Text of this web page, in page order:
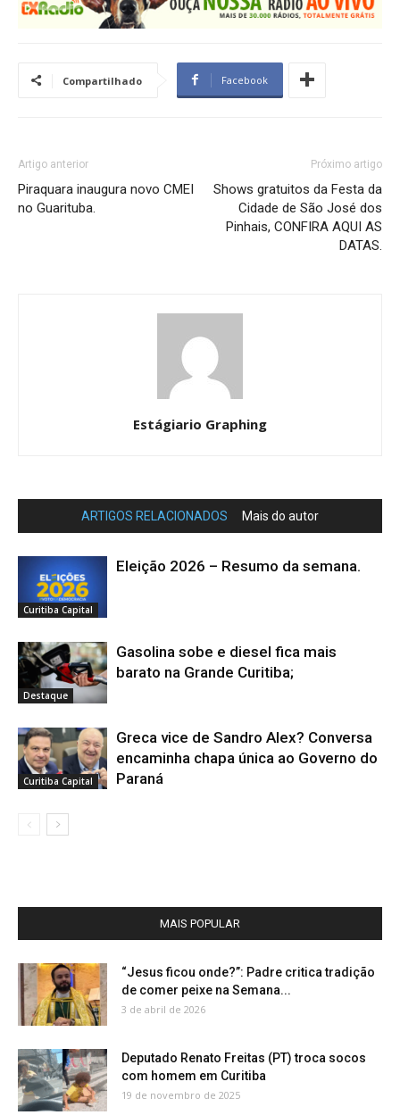
Compartilhado Facebook
Artigo anterior
Piraquara inaugura novo CMEI
no Guarituba.
Próximo artigo
Shows gratuitos da Festa da
Cidade de São José dos
Pinhais, CONFIRA AQUI AS
DATAS.
Estágiario Graphing
ARTIGOS RELACIONADOS Mais do autor
Curitiba Capital
Eleição 2026 – Resumo da semana.
Destaque
Gasolina sobe e diesel fica mais
barato na Grande Curitiba;
Curitiba Capital
Greca vice de Sandro Alex? Conversa
encaminha chapa única ao Governo do
Paraná
MAIS POPULAR
“Jesus ficou onde?”: Padre critica tradição
de comer peixe na Semana...
3 de abril de 2026
Deputado Renato Freitas (PT) troca socos
com homem em Curitiba
19 de novembro de 2025